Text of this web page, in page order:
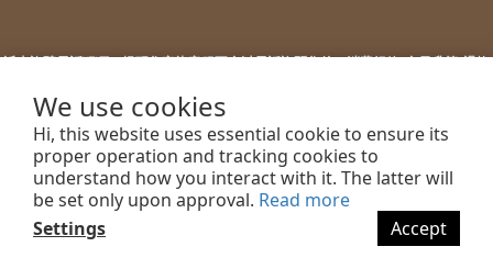
We use cookies
Hi, this website uses essential cookie to ensure its
proper operation and tracking cookies to
understand how you interact with it. The latter will
be set only upon approval. Read more
Settings
Accept
近來詐騙電話猖獗，提醒您宜龍客服不會以電話詢問您的：消費紀錄/會員升等/退換
若您接到不明來電，索取您的銀行資訊或進行ATM操作，請勿上當。
若您有任何問題或需要協助，歡迎聯絡客服。